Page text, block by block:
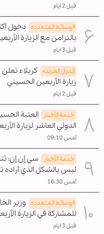
قبل 2 ايام
الوسائط المتعدده
بالتزامن مع الزيارة
قبل 3 ايام
الدول العربیه كربلاء
زيارة الأربعين الحسيني
قبل 2 ايام
خدمة الأخبار
العتبة
الدولي العاشر لزيارة
أمس 09:10
خدمة الأخبار
سي إن إن:
ليس بالشكل الذي أراده
أمس 16:30
الوسائط المتعدده وزير
للمشاركة في الزيارة
قبل 3 ايام